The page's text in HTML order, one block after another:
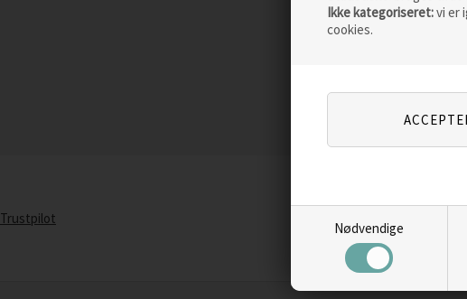
Ikke kategoriseret:vi er
cookies.
Nødvendige
Trustpilot